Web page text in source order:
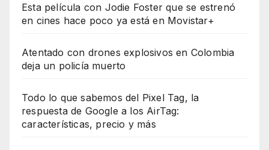
Esta película con Jodie Foster que se estrenó
en cines hace poco ya está en Movistar+
Atentado con drones explosivos en Colombia
deja un policía muerto
Todo lo que sabemos del Pixel Tag, la
respuesta de Google a los AirTag:
características, precio y más